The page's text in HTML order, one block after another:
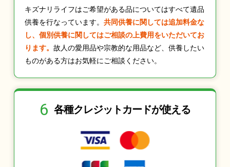
キズナリライフはご希望がある品についてはすべて遺品
供養を行なっています。 共同供養に関しては追加料金な
し、個別供養に関してはご相談の上費用をいただいてお
ります。 故人の愛用品や宗教的な用品など、供養したい
ものがある方はお気軽にご相談ください。
6 各種クレジットカードが使える